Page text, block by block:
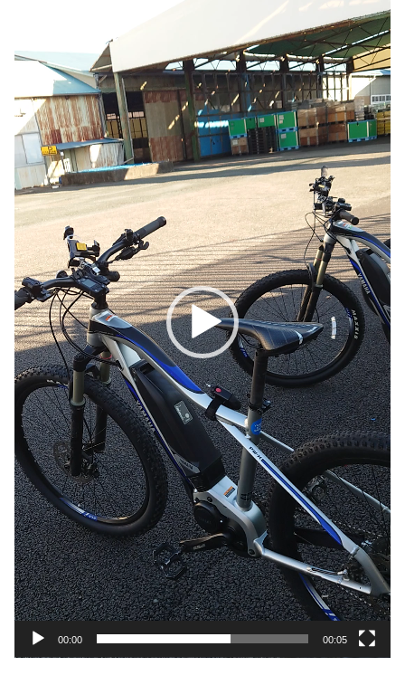
プ
ー
ヤ
ー
00:00 00:05